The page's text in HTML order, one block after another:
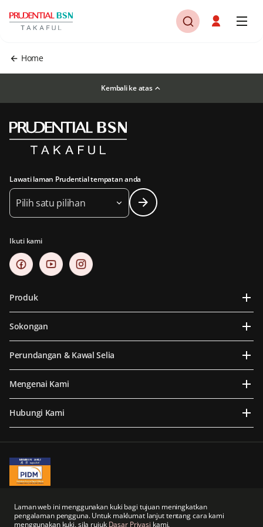
Laman web ini menggunakan kuki bagi tujuan meningkatkan
pengalaman pengguna. Untuk maklumat lanjut tentang cara kami
menggunakan kuki, sila rujuk Dasar Privasi kami.
Home
Kembali ke atas
Lawati laman Prudential tempatan anda
Pilih satu pilihan
Ikuti kami
Produk
Sokongan
Perundangan & Kawal Selia
Mengenai Kami
Hubungi Kami
Prudential BSN Takaful Berhad merupakan sebuah syarikat usaha sama yang
sebahagiannya dimiliki oleh anak syarikat tidak langsung Prudential plc dari United